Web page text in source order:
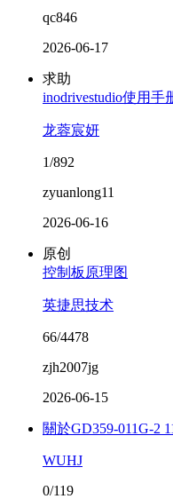
qc846
2026-06-17
求助
inodrivestudio使用手
龙蓉宸妍
1/892
zyuanlong11
2026-06-16
原创
控制板原理图
英捷思技术
66/4478
zjh2007jg
2026-06-15
關於GD359-011G-2
WUHJ
0/119